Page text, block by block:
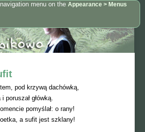
menu on the Appearance > Menus
pod krzywą dachówką,
poruszał główką.
pomyślał: o rany!
a sufit jest szklany!